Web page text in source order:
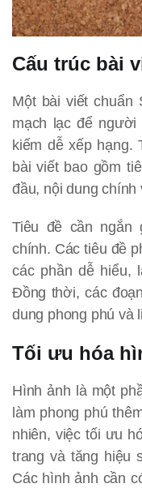
Cấu trúc bài
Một bài viết chuẩn
mạch lạc để
kiếm dễ xếp hạng.
bài viết bao gồm
đầu, nội dung chính
Tiêu đề cần ngắn
chính. Các tiêu đề
các phần dễ hiểu,
Đồng thời, các
dung phong phú và
Tối ưu hóa
Hình ảnh là một
làm phong phú
nhiên, việc tối ưu
trang và tăng hiệu
Các hình ảnh cần